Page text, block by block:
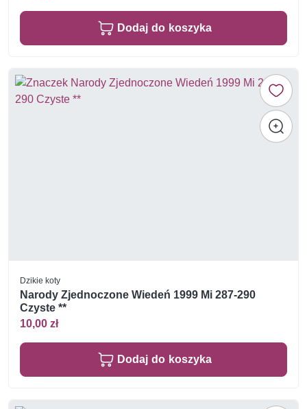
Dodaj do koszyka
Dzikie koty
Narody Zjednoczone Wiedeń 1999 Mi 287-290
Czyste **
10,00 zł
Dodaj do koszyka